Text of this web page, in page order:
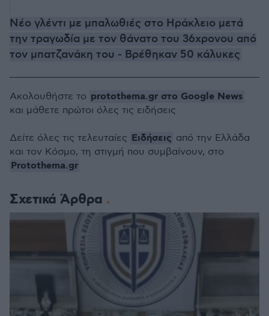
Νέο γλέντι με μπαλωθιές στο Ηράκλειο μετά
την τραγωδία με τον θάνατο του 36χρονου από
τον μπατζανάκη του - Βρέθηκαν 50 κάλυκες
Σχετικά Άρθρα
Ακολουθήστε το protothema.gr στο Google News
και μάθετε πρώτοι όλες τις ειδήσεις
Δείτε όλες τις τελευταίες Ειδήσεις από την Ελλάδα
και τον Κόσμο, τη στιγμή που συμβαίνουν, στο
Protothema.gr